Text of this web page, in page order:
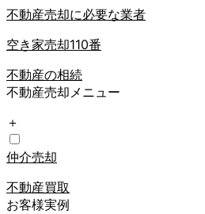
不動産売却に必要な業者
空き家売却110番
不動産の相続
不動産売却メニュー
＋
仲介売却
不動産買取
お客様実例